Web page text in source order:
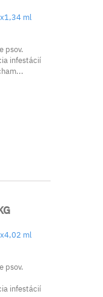
ml
psov.
infestácií
ml
psov.
infestácií